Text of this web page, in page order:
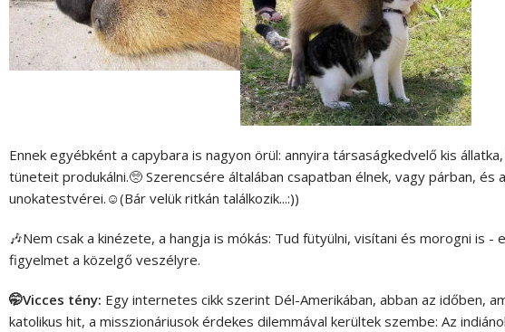
Ennek egyébként a capybara is nagyon örül: annyira társaságkedvelő kis
tüneteit produkálni.🥺 Szerencsére általában csapatban élnek, vagy párban, és
unokatestvérei.☺️(Bár velük ritkán találkozik...:))
🎶Nem csak a kinézete, a hangja is mókás: Tud fütyülni, visítani és morogni is
figyelmet a közelgő veszélyre.
🤭Vicces tény: Egy internetes cikk szerint Dél-Amerikában, abban az időben,
katolikus hit, a misszionáriusok érdekes dilemmával kerültek szembe: Az